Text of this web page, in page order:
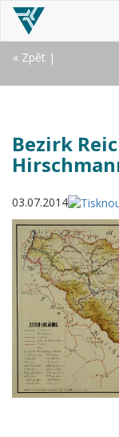
« Zpět |
Bezirk
03.07.2014